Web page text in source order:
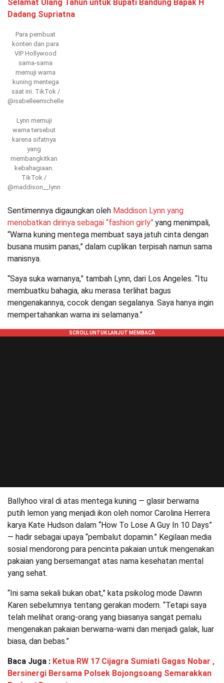
Selamat Ulang Tahun untuk Bupati Bandung Bapak H
Dadang Supriatna
Para pembuat
konten dan para
VIP Hollywood
sama-sama
memuji warna
kuning mentega
saat ini. TikTok /
@isabelleemichelle
Lynn memuji
warna tersebut
karena sifatnya
yang
membangkitkan
kebahagiaan.
TikTok /
@maddison__lynn
Sentimennya digaungkan oleh Maddison Lynn yang
menobatkan dirinya sebagai “fashion girly”.yang menimpali,
“Warna kuning mentega membuat saya jatuh cinta dengan
busana musim panas,” dalam cuplikan terpisah namun sama
manisnya.
“Saya suka warnanya,” tambah Lynn, dari Los Angeles. “Itu
membuatku bahagia, aku merasa terlihat bagus
mengenakannya, cocok dengan segalanya. Saya hanya ingin
mempertahankan warna ini selamanya.”
Ballyhoo viral di atas mentega kuning — glasir berwarna
putih lemon yang menjadi ikon oleh nomor Carolina Herrera
karya Kate Hudson dalam “How To Lose A Guy In 10 Days”
— hadir sebagai upaya “pembalut dopamin.” Kegilaan media
sosial mendorong para pencinta pakaian untuk mengenakan
pakaian yang bersemangat atas nama kesehatan mental
yang sehat.
“Ini sama sekali bukan obat,” kata psikolog mode Dawnn
Karen sebelumnya tentang gerakan modern. “Tetapi saya
telah melihat orang-orang yang biasanya sangat pemalu
mengenakan pakaian berwarna-warni dan menjadi galak, luar
biasa, dan bebas.”
Baca Juga : Ketua RW 17 Cijagra Sumiati Gagas Nobar ,
Bersinergi Bersama Polsek Bojongsoang Semarakkan